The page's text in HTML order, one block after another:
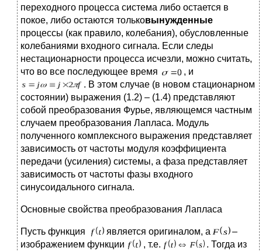
переходного процесса система либо остается в
покое, либо остаются тольковынужденные
процессы (как правило, колебания), обусловленные
колебаниями входного сигнала. Если следы
нестационарности процесса исчезли, можно считать,
что во все последующее время
, и
. В этом случае (в новом стационарном
состоянии) выражения (1.2) – (1.4) представляют
собой преобразования Фурье, являющемся частным
случаем преобразования Лапласа. Модуль
полученного комплексного выражения представляет
зависимость от частоты модуля коэффициента
передачи (усиления) системы, а фаза представляет
зависимость от частоты фазы входного
синусоидального сигнала.
Основные свойства преобразования Лапласа
Пусть функция является оригиналом, а
–
изображением функции
, т.е.
. Тогда из